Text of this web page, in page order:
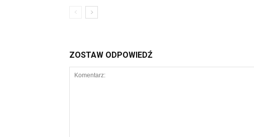
ZOSTAW ODPOWIEDŹ